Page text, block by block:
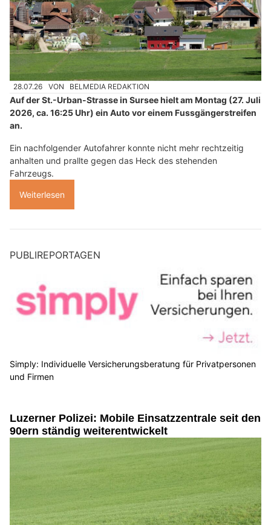
28.07.26 VON BELMEDIA REDAKTION
Auf der St.-Urban-Strasse in Sursee hielt am Montag (27. Juli
2026, ca. 16:25 Uhr) ein Auto vor einem Fussgängerstreifen
an.
Ein nachfolgender Autofahrer konnte nicht mehr rechtzeitig
anhalten und prallte gegen das Heck des stehenden
Fahrzeugs.
Weiterlesen
PUBLIREPORTAGEN
Simply: Individuelle Versicherungsberatung für Privatpersonen
und Firmen
Luzerner Polizei: Mobile Einsatzzentrale seit den
90ern ständig weiterentwickelt